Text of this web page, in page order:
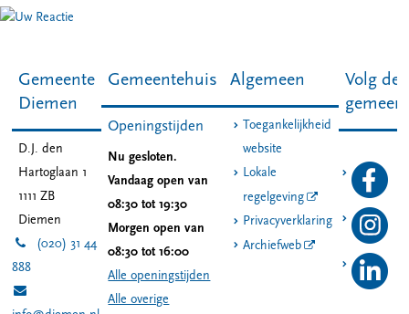
Gemeente
Diemen
D.J. den
Hartoglaan 1
1111 ZB
Diemen
(020) 31 44
888
Gemeentehuis
Openingstijden
Nu gesloten.
Vandaag open van
08:30 tot 19:30
Morgen open van
08:30 tot 16:00
Alle openingstijden
Alle overige
Algemeen
Toegankelijkheid
website
Lokale
regelgeving
Privacyverklaring
Archiefweb
Volg de